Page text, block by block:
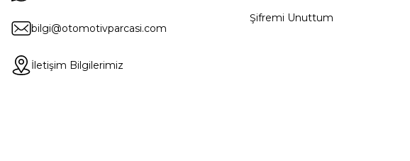
bilgi@otomotivparcasi.com
İletişim Bilgilerimiz
Şifremi Unuttum